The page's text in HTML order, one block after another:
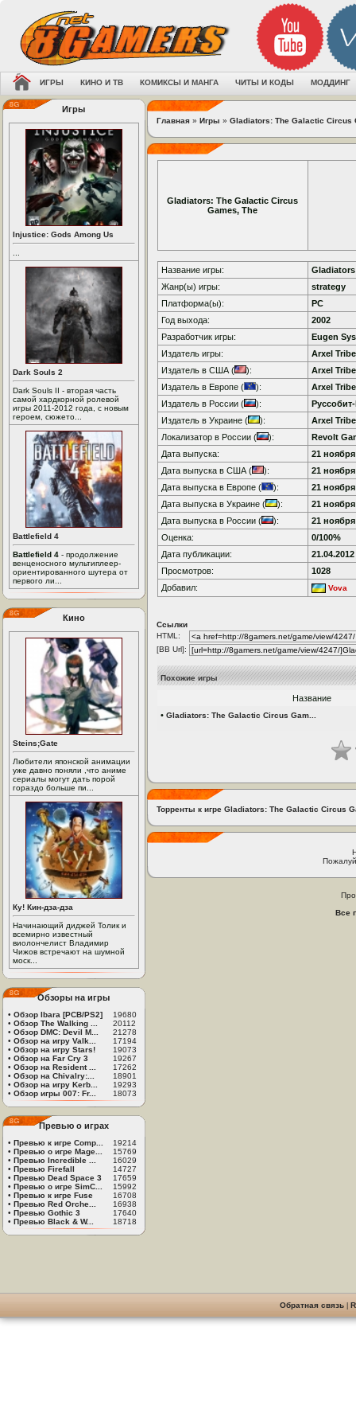
ИГРЫ КИНО И ТВ КОМИКСЫ И МАНГА ЧИТЫ И КОДЫ МОДДИНГ
Игры
Injustice: Gods Among Us
Dark Souls 2
Dark Souls II - вторая часть
самой хардкорной ролевой
игры 2011-2012 года, с новым
героем, сюжето...
Battlefield 4
Battlefield 4 - продолжение
венценосного мультиплеер-
ориентированного шутера от
первого ли...
Кино
Steins;Gate
Любители японской анимации
уже давно поняли ,что аниме
сериалы могут дать порой
гораздо больше пи...
Ку! Кин-дза-дза
Начинающий диджей Толик и
всемирно известный
виолончелист Владимир
Чижов встречают на шумной
моск...
Обзоры на игры
• Обзор Ibara [PCB/PS2]
19680
• Обзор The Walking ...
20112
• Обзор DMC: Devil M...
21278
• Обзор на игру Valk...
17194
• Обзор на игру Stars!
19073
• Обзор на Far Cry 3
19267
• Обзор на Resident ...
17262
• Обзор на Chivalry:...
18901
• Обзор на игру Kerb...
19293
• Обзор игры 007: Fr... 18073
Превью о играх
• Превью к игре Comp...
19214
• Превью о игре Mage...
15769
• Превью Incredible ...
16029
• Превью Firefall
14727
• Превью Dead Space 3
17659
• Превью о игре SimC...
15992
• Превью к игре Fuse
16708
• Превью Red Orche...
16938
• Превью Gothic 3
17640
• Превью Black & W... 18718
Главная » Игры » Gladiators: The Galactic Circus
Gladiators: The Galactic Circus
Games, The
Название игры:
Жанр(ы) игры:
strategy
Платформа(ы):
PC
Год выхода:
2002
Разработчик игры:
Eugen
Издатель игры:
Arxel Tribe
Издатель в США (
):
Arxel Tribe
Издатель в Европе (
):
Arxel Tribe
Издатель в России (
):
Издатель в Украине (
):
Arxel Tribe
Локализатор в России (
):
Revolt
Дата выпуска:
21 ноября
Дата выпуска в США (
):
21 ноября
Дата выпуска в Европе (
):
21 ноября
Дата выпуска в Украине (
):
21 ноября
Дата выпуска в России (
):
21 ноября
Оценка:
0/100%
Дата публикации:
21.04.2012
Просмотров:
1028
Добавил:
Vova
Ссылки
HTML:
[BB Url]:
Похожие игры
Название
• Gladiators: The Galactic Circus Gam...
Торренты к игре Gladiators: The Galactic Circus
Все
Обратная связь